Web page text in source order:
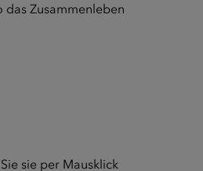
Zusammenleben
sie per Mausklick